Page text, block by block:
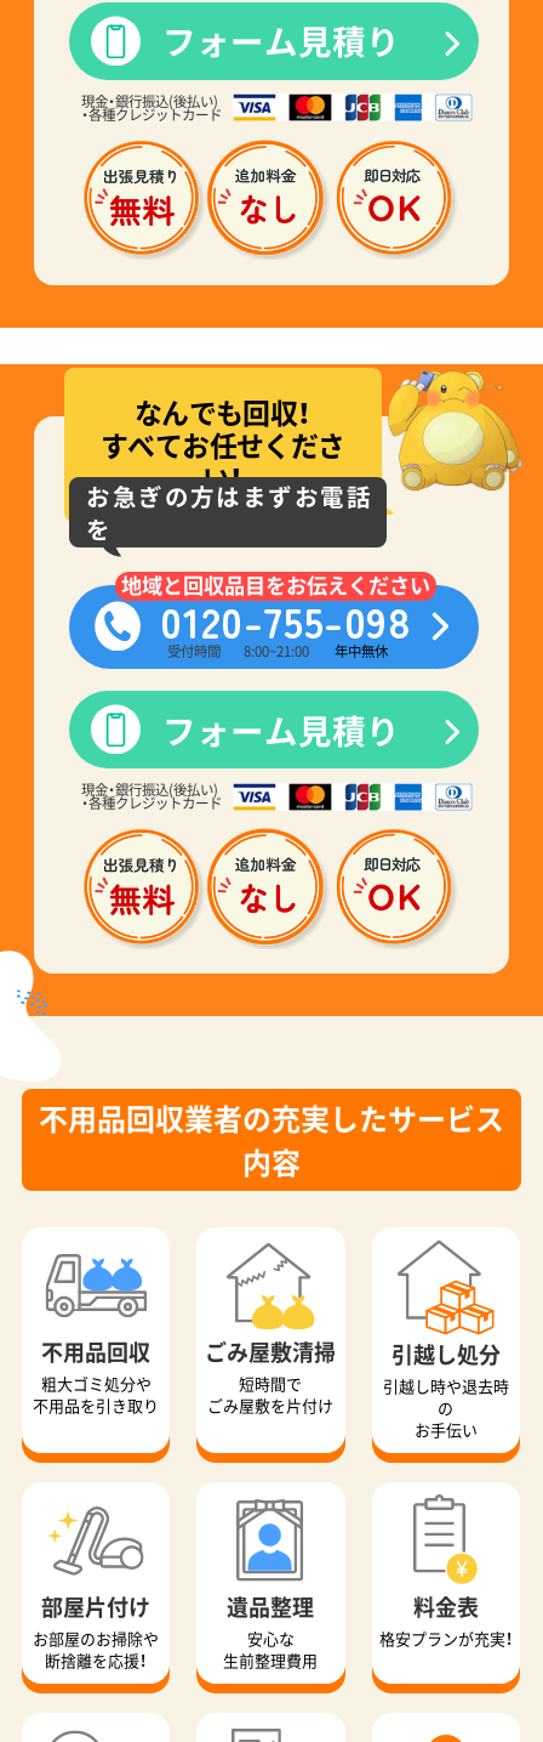
フォーム見積り
現金・銀行振込(後払い)
・各種クレジットカード
なんでも回収！
すべてお任せくださ
い！
お急ぎの方はまずお電話
を
地域と回収品目をお伝えください
0120-755-098
受付時間 8:00~21:00 年中無休
フォーム見積り
現金・銀行振込(後払い)
・各種クレジットカード
不用品回収業者の充実したサービス
内容
不用品回収
粗大ゴミ処分や
不用品を引き取り
ごみ屋敷清掃
短時間で
ごみ屋敷を片付け
引越し処分
引越し時や退去時
の
お手伝い
部屋片付け
お部屋のお掃除や
断捨離を応援！
遺品整理
安心な
生前整理費用
料金表
格安プランが充実！